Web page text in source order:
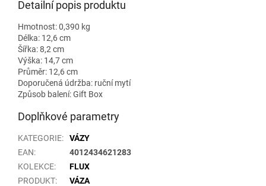
Detailní popis produktu
Hmotnost: 0,390 kg
Délka: 12,6 cm
Šířka: 8,2 cm
Výška: 14,7 cm
Průměr: 12,6 cm
Doporučená údržba: ruční mytí
Způsob balení: Gift Box
Doplňkové parametry
KATEGORIE:
VÁZY
EAN:
4012434621283
KOLEKCE:
FLUX
PRODUKT:
VÁZA